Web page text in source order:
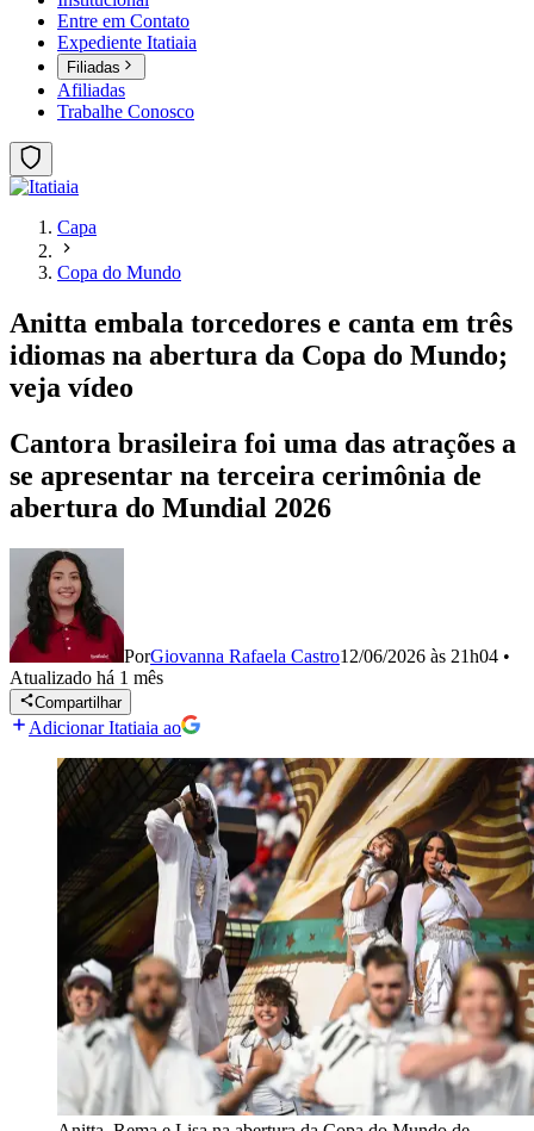
Entre em Contato
Expediente Itatiaia
Filiadas
Afiliadas
Trabalhe Conosco
Capa
Copa do Mundo
Anitta embala torcedores e canta em três
idiomas na abertura da Copa do Mundo;
veja vídeo
Cantora brasileira foi uma das atrações a
se apresentar na terceira cerimônia de
abertura do Mundial 2026
PorGiovanna Rafaela Castro12/06/2026 às 21h04 •
Atualizado há 1 mês
Compartilhar
Adicionar Itatiaia ao